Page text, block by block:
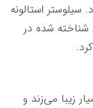
سیلوستر استالونه
شده در
زیبا می‌زند و